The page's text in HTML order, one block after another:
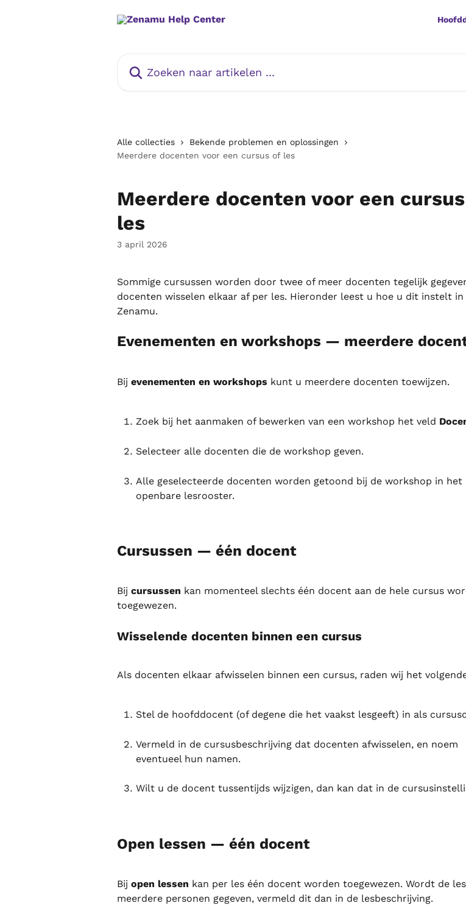
Alle collecties
Bekende problemen en oplossingen
Meerdere docenten voor een cursus of les
Meerdere docenten voor een
les
3 april 2026
Sommige cursussen worden door twee of meer docenten tegelijk
docenten wisselen elkaar af per les. Hieronder leest u hoe u dit instelt in
Zenamu.
Evenementen en workshops — meerdere
Bij evenementen en workshops kunt u meerdere docenten toewijzen.
Zoek bij het aanmaken of bewerken van een workshop het veld
Selecteer alle docenten die de workshop geven.
Alle geselecteerde docenten worden getoond bij de workshop in het
openbare lesrooster.
Cursussen — één docent
Bij cursussen kan momenteel slechts één docent aan de hele cursus
toegewezen.
Wisselende docenten binnen een cursus
Als docenten elkaar afwisselen binnen een cursus, raden wij het
Stel de hoofddocent (of degene die het vaakst lesgeeft) in als
Vermeld in de cursusbeschrijving dat docenten afwisselen, en noem
eventueel hun namen.
Wilt u de docent tussentijds wijzigen, dan kan dat in de
Open lessen — één docent
Bij open lessen kan per les één docent worden toegewezen. Wordt de
meerdere personen gegeven, vermeld dit dan in de lesbeschrijving.